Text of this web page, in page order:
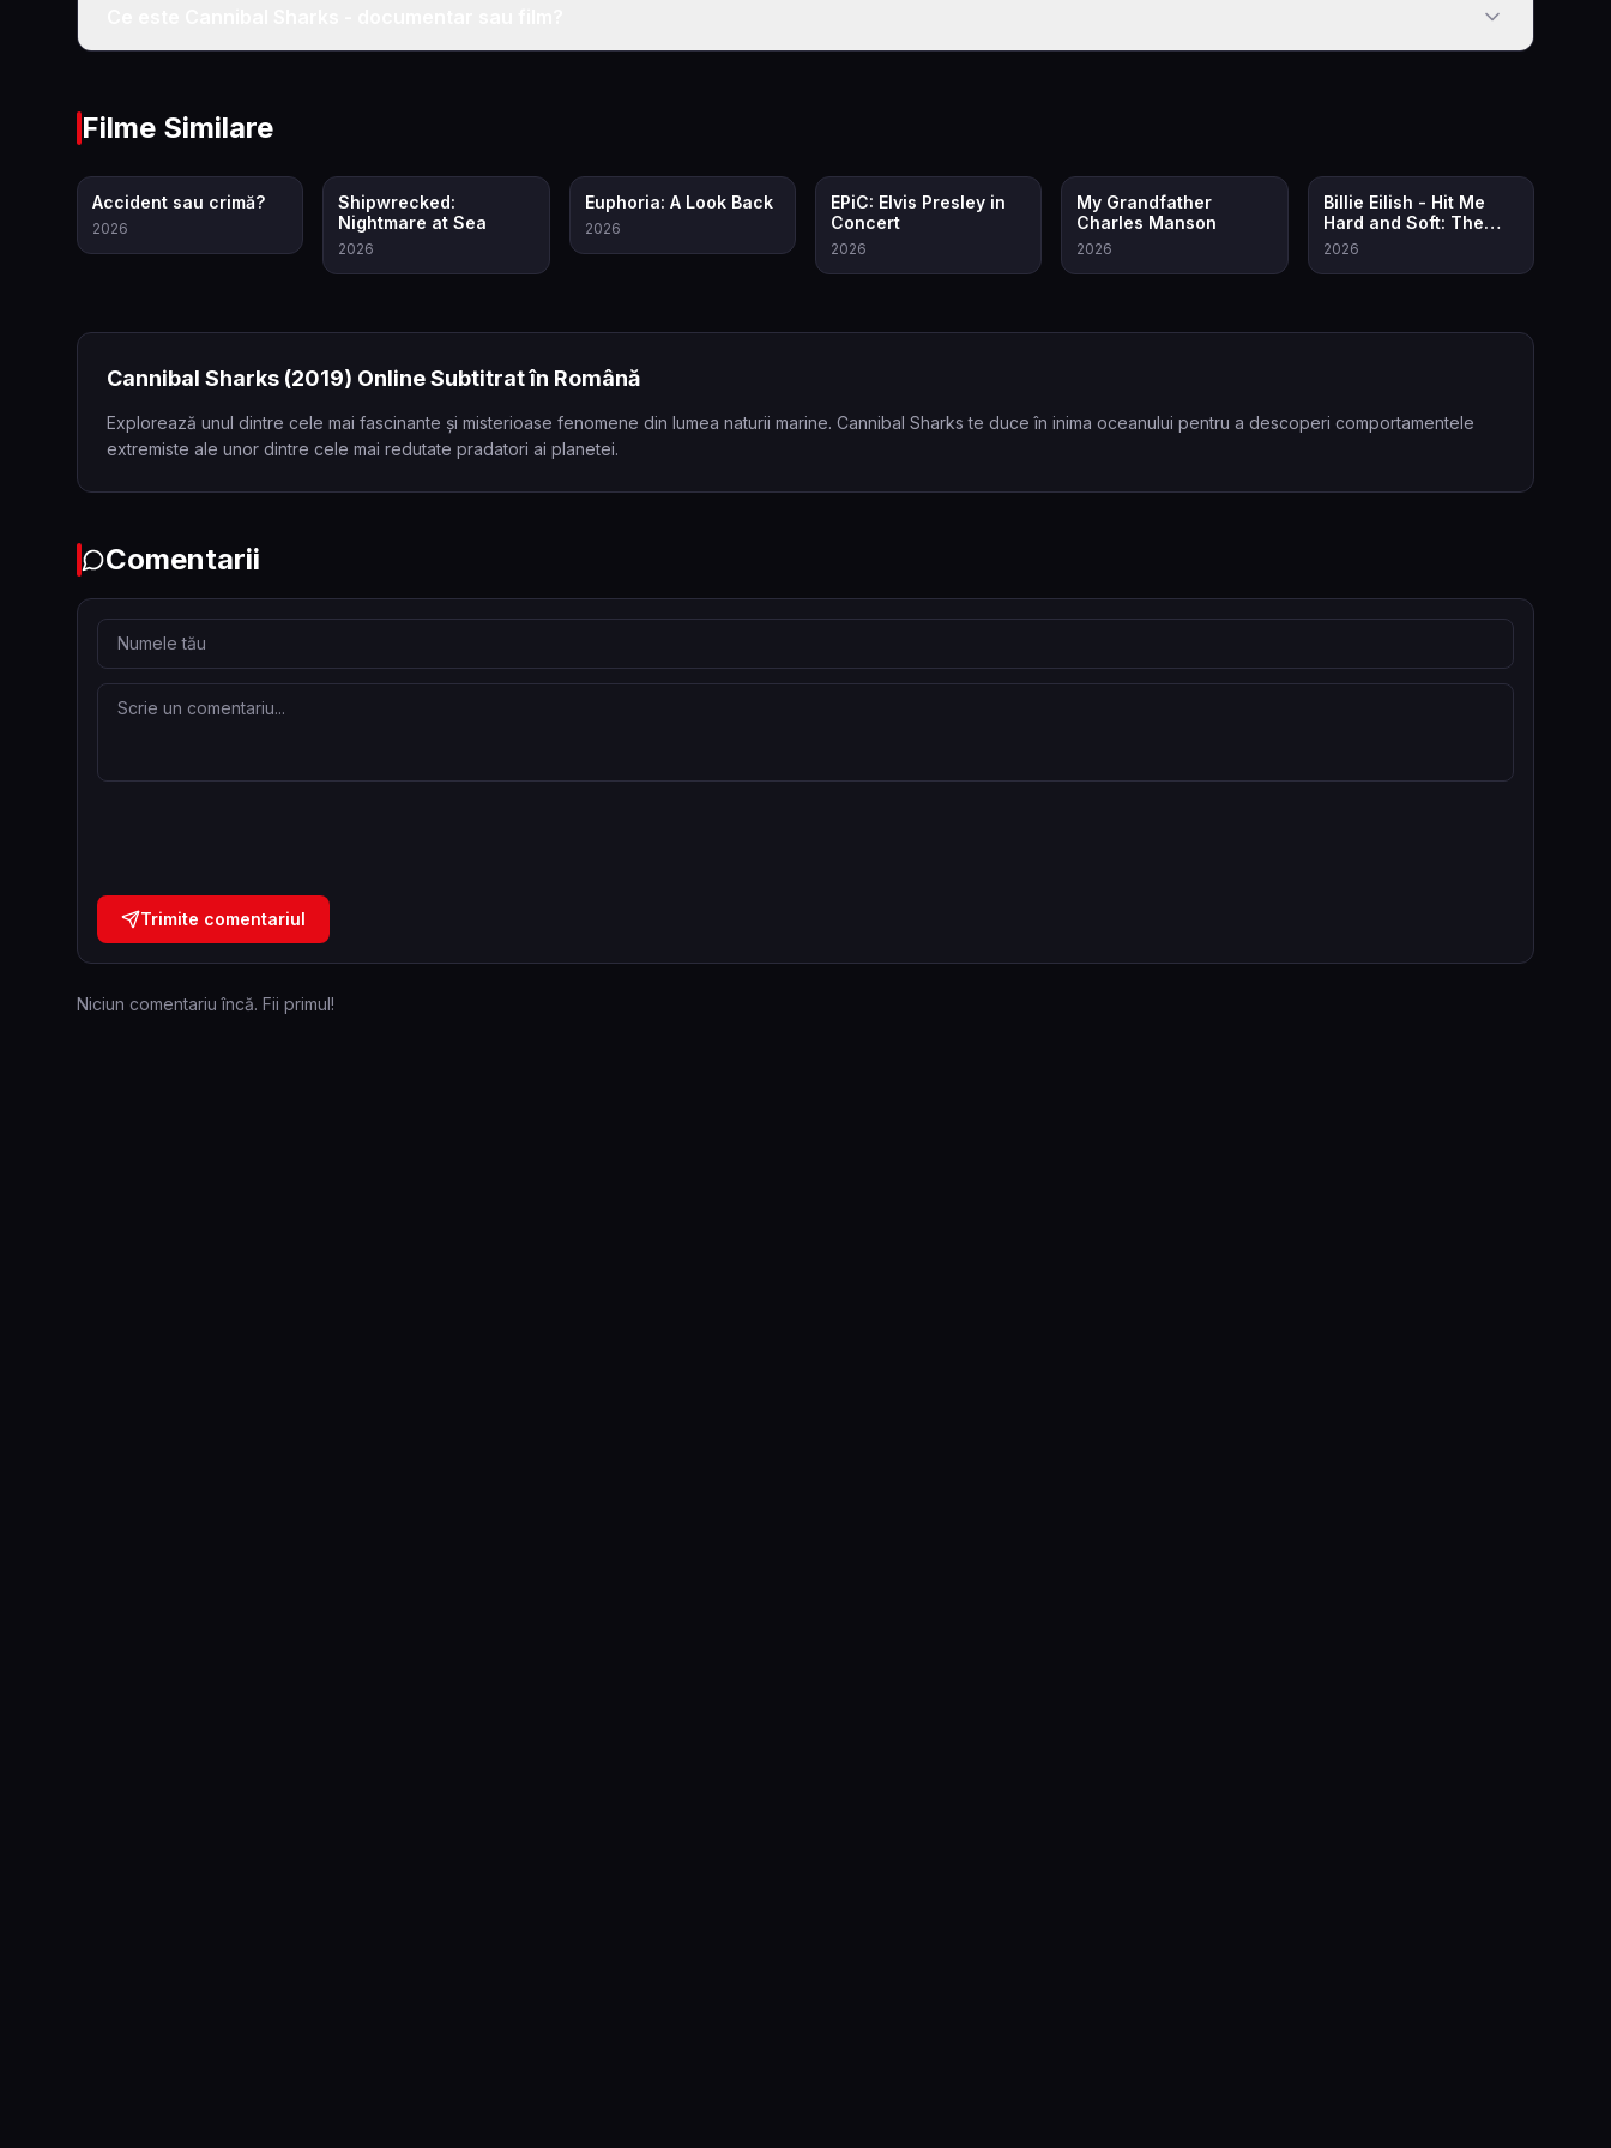
Filme Similare
6.9
Accident sau crimă?
2026
Shipwrecked:
Nightmare at Sea
2026
6.5
Euphoria: A Look Back
2026
8.3
EPiC: Elvis Presley in
Concert
2026
My Grandfather
Charles Manson
2026
Billie Eilish - Hit Me
Hard and Soft: The
Tour (Live in 3D)
2026
Cannibal Sharks (2019) Online Subtitrat în Română
Explorează unul dintre cele mai fascinante și misterioase fenomene din lumea naturii marine. Cannibal Sharks te duce în inima oceanului pentru a descoperi comportamentele
extremiste ale unor dintre cele mai redutate pradatori ai planetei.
Comentarii
Trimite comentariul
Niciun comentariu încă. Fii primul!